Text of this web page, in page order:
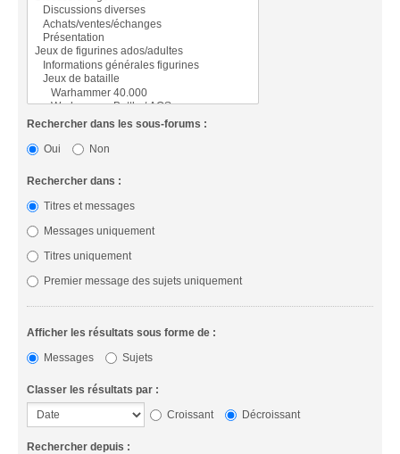
Rechercher dans les sous-forums :
Oui
Non
Rechercher dans :
Titres et messages
Messages uniquement
Titres uniquement
Premier message des sujets uniquement
Afficher les résultats sous forme de :
Messages
Sujets
Classer les résultats par :
Croissant
Décroissant
Rechercher depuis :